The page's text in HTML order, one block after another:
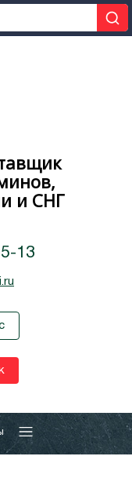
и СНГ
13